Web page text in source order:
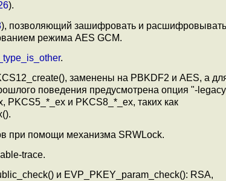
).
), позволяющий зашифровать и расшифровывать
режима AES GCM.
.
заменены на PBKDF2 и AES, а
поведения предусмотрена опция "-
и PKCS8_*_ex, таких как
при помощи механизма SRWLock.
trace.
и EVP_PKEY_param_check(): RSA,